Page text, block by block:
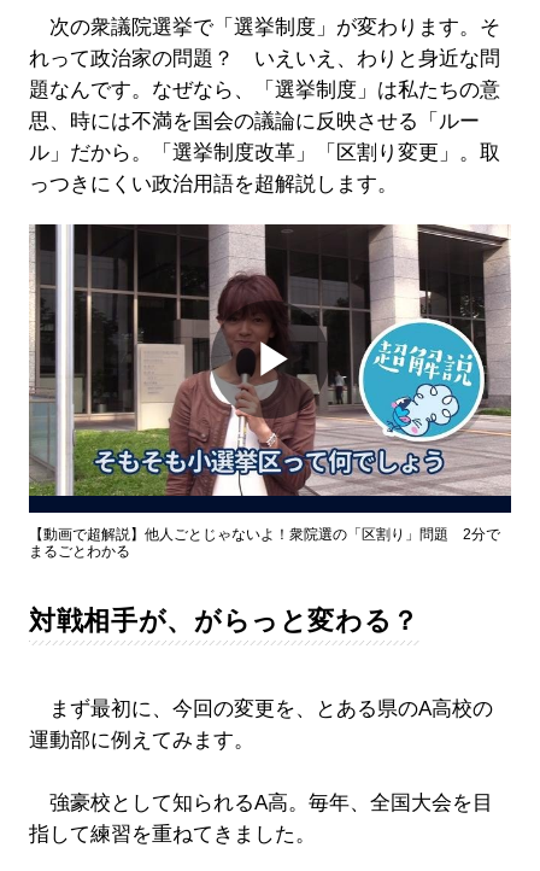
次の衆議院選挙で「選挙制度」が変わります。そ
れって政治家の問題？ いえいえ、わりと身近な問
題なんです。なぜなら、「選挙制度」は私たちの意
思、時には不満を国会の議論に反映させる「ルー
ル」だから。「選挙制度改革」「区割り変更」。取
っつきにくい政治用語を超解説します。
Play
Video
【動画で超解説】他人ごとじゃないよ！衆院選の「区割り」問題 2分で
まるごとわかる
対戦相手が、がらっと変わる？
まず最初に、今回の変更を、とある県のA高校の
運動部に例えてみます。
強豪校として知られるA高。毎年、全国大会を目
指して練習を重ねてきました。